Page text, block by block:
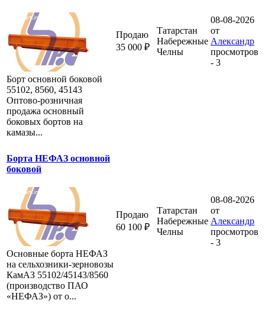
Борт основной боковой
55102, 8560, 45143
Оптово-розничная
продажа основный
боковых бортов на
камазы...
Продаю
35 000 ₽
Татарстан
Набережные
Челны
08-08-2026
от
Александр
просмотров
- 3
Борта НЕФАЗ основной
боковой
Основные борта НЕФАЗ
на сельхозники-зерновозы
КамАЗ 55102/45143/8560
(производство ПАО
«НЕФАЗ») от о...
Продаю
60 100 ₽
Татарстан
Набережные
Челны
08-08-2026
от
Александр
просмотров
- 3